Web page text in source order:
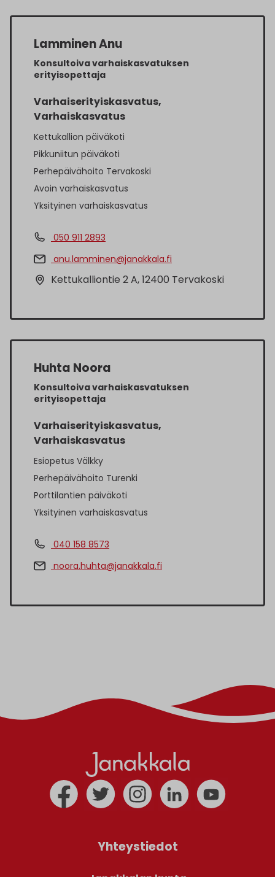
Lamminen Anu
Konsultoiva varhaiskasvatuksen
erityisopettaja
Varhaiserityiskasvatus,
Varhaiskasvatus
Kettukallion päiväkoti
Pikkuniitun päiväkoti
Perhepäivähoito Tervakoski
Avoin varhaiskasvatus
Yksityinen varhaiskasvatus
050 911 2893
anu.lamminen@janakkala.fi
Kettukalliontie 2 A, 12400 Tervakoski
Huhta Noora
Konsultoiva varhaiskasvatuksen
erityisopettaja
Varhaiserityiskasvatus,
Varhaiskasvatus
Esiopetus Välkky
Perhepäivähoito Turenki
Porttilantien päiväkoti
Yksityinen varhaiskasvatus
040 158 8573
noora.huhta@janakkala.fi
Yhteystiedot